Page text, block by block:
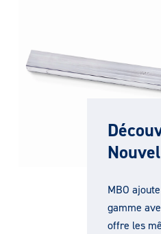
MBO
gamme
offre les